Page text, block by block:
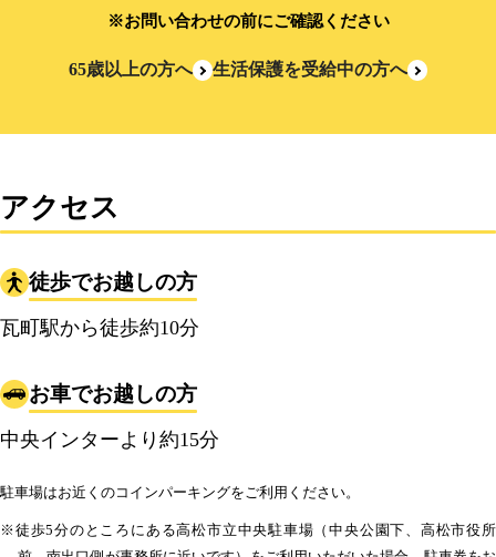
※お問い合わせの前にご確認ください
65歳以上の方へ 生活保護を受給中の方へ
アクセス
徒歩でお越しの方
瓦町駅から徒歩約10分
お車でお越しの方
中央インターより約15分
駐車場はお近くのコインパーキングをご利用ください。
※徒歩5分のところにある高松市立中央駐車場（中央公園下、高松市役所